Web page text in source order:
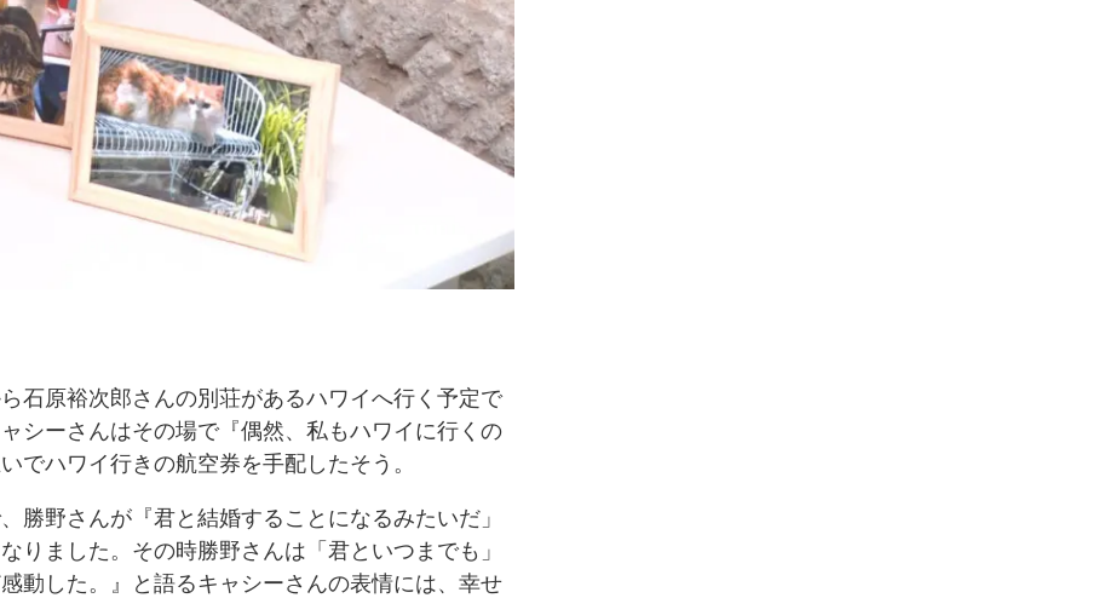
石原裕次郎さんの別荘があるハワイへ行く予定で
シーさんはその場で『偶然、私もハワイに行くの
でハワイ行きの航空券を手配したそう。
勝野さんが『君と結婚することになるみたいだ」
りました。その時勝野さんは「君といつまでも」
動した。』と語るキャシーさんの表情には、幸せ